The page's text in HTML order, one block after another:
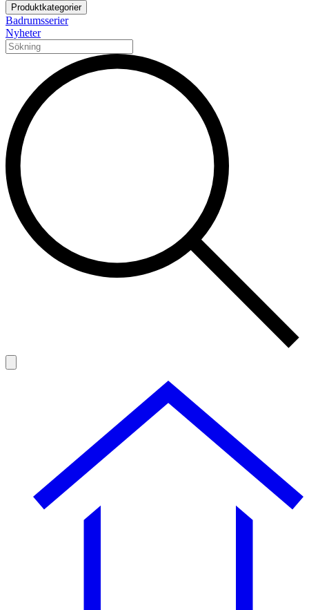
Produktkategorier
Badrumsserier
Nyheter